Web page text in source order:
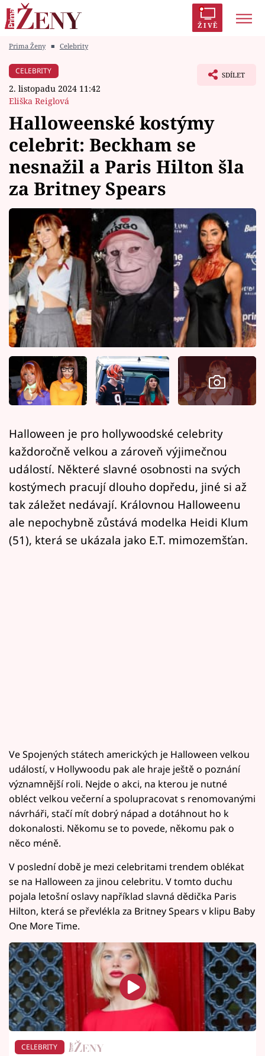
ŽIVĚ
Módní alarm
Témata
Celebrity
Vztahy
Seriály
Horoskopy
Sledujte prima+
Filmový festival Karlovy Vary
Pořady
Mámy sobě
Sledujte nás
Prima Ženy ■ Celebrity
CELEBRITY
2. listopadu 2024 11:42
Eliška Reiglová
SDÍLET
Halloweenské kostýmy
celebrit: Beckham se
nesnažil a Paris Hilton šla
za Britney Spears
Halloween je pro hollywoodské celebrity
každoročně velkou a zároveň výjimečnou
událostí. Některé slavné osobnosti na svých
kostýmech pracují dlouho dopředu, jiné si až
tak záležet nedávají. Královnou Halloweenu
ale nepochybně zůstává modelka Heidi Klum
(51), která se ukázala jako E.T. mimozemšťan.
Ve Spojených státech amerických je Halloween velkou
událostí, v Hollywoodu pak ale hraje ještě o poznání
významnější roli. Nejde o akci, na kterou je nutné
obléct velkou večerní a spolupracovat s renomovanými
návrháři, stačí mít dobrý nápad a dotáhnout ho k
dokonalosti. Někomu se to povede, někomu pak o
něco méně.
V poslední době je mezi celebritami trendem oblékat
se na Halloween za jinou celebritu. V tomto duchu
pojala letošní oslavy například slavná dědička Paris
Hilton, která se převlékla za Britney Spears v klipu Baby
One More Time.
CELEBRITY